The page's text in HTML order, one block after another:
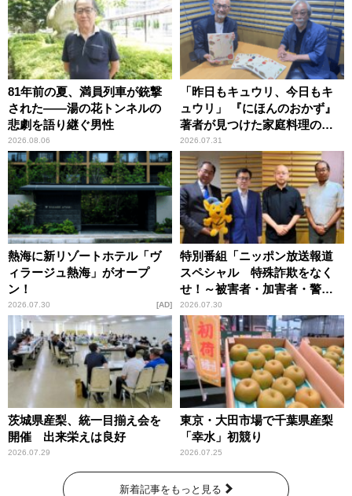
81年前の夏、満員列車が銃撃
された――湯の花トンネルの
悲劇を語り継ぐ男性
2026.08.06
「昨日もキュウリ、今日もキ
ュウリ」 『にほんのおかず』
著者が見つけた家庭料理の知
恵
2026.07.31
熱海に新リゾートホテル「ヴ
ィラージュ熱海」がオープ
ン！
2026.07.30 AD
特別番組「ニッポン放送報道
スペシャル 特殊詐欺をなく
せ！～被害者・加害者・警視
庁が語るトクリュウの実態
～」放送
2026.07.30
茨城県産梨、統一目揃え会を
開催 出来栄えは良好
2026.07.29
東京・大田市場で千葉県産梨
「幸水」初競り
2026.07.25
新着記事をもっと見る